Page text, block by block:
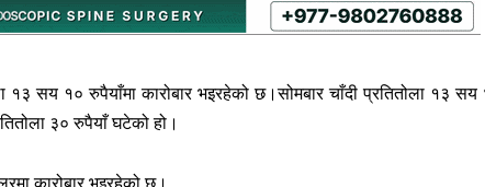
सय १० रुपैयाँमा कारोबार भइरहेको छ।सोमबार चाँदी प्रतितोला १३ सय
३० रुपैयाँ घटेको हो।